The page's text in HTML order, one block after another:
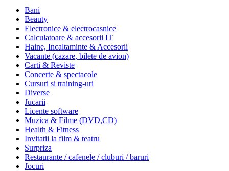
Bani
Beauty
Electronice & electrocasnice
Calculatoare & accesorii IT
Haine, Incaltaminte & Accesorii
Vacante (cazare, bilete de avion)
Carti & Reviste
Concerte & spectacole
Cursuri si training-uri
Diverse
Jucarii
Licente software
Muzica & Filme (DVD,CD)
Health & Fitness
Invitatii la film & teatru
Surpriza
Restaurante / cafenele / cluburi / baruri
Jocuri